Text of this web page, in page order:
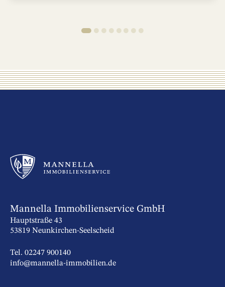
1 2 3 4 5 6 7 8
Mannella Immobilienservice GmbH
Hauptstraße 43
53819 Neunkirchen-Seelscheid
Tel. 02247 900140
info@mannella-immobilien.de